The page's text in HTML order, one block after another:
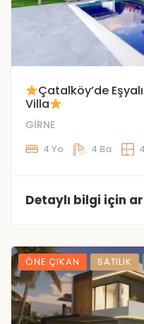
Çatalköy’de
Villa
GİRNE
4 Yo 4 Ba
Detaylı bilgi için
ÖNE ÇIKAN SATILIK